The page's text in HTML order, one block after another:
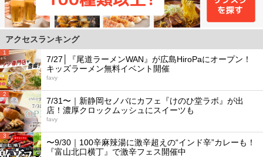
アクセスランキング
1
7/27│『尾道ラーメンWAN』が広島HiroPaにオープン！
キッズラーメン無料イベント開催
favy
2
7/31〜｜新静岡セノバにカフェ『けのひ堂ラボ』が出
店！濃厚クロックムッシュにスイーツも
favy
3
〜9/30｜100辛麻辣湯に激辛超えの“インド辛”カレーも！
『富山北口横丁』で激辛フェス開催中